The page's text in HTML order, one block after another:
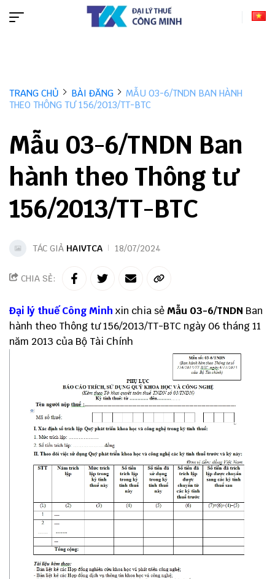
TRANG CHỦ BÀI ĐĂNG
MẪU 03-6/TNDN BAN HÀNH
THEO THÔNG TƯ 156/2013/TT-BTC
Mẫu 03-6/TNDN Ban
hành theo Thông tư
156/2013/TT-BTC
TÁC GIẢ HAIVTCA 18/07/2024
CHIA SẺ:
Đại lý thuế Công Minh xin chia sẻ Mẫu 03-6/TNDN Ban
hành theo Thông tư 156/2013/TT-BTC ngày 06 tháng 11
năm 2013 của Bộ Tài Chính